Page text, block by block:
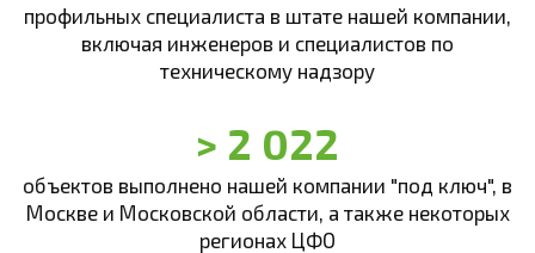
профильных специалиста в штате нашей компании,
включая инженеров и специалистов по
техническому надзору
> 2 022
объектов выполнено нашей компании "под ключ", в
Москве и Московской области, а также некоторых
регионах ЦФО